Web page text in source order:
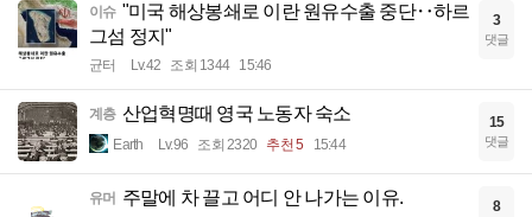
이슈 "미국 해상봉쇄로 이란 원유수출 중단‥하르
그섬 정지"
균터 Lv.42 조회 1344 15:46
3
댓글
계층 산업혁명때 영국 노동자 숙소
Earth Lv.96 조회 2320 추천 5 15:44
15
댓글
유머 주말에 차 끌고 어디 안 나가는 이유. 8